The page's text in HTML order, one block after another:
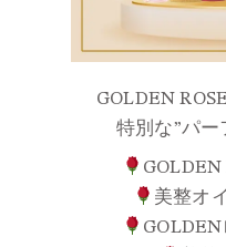
GOLDEN
特別な”パー
GOLDEN
美整オ